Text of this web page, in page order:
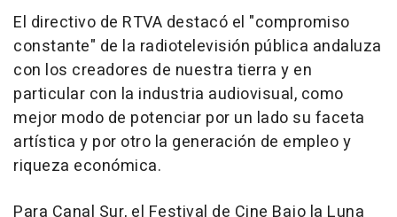
El directivo de RTVA destacó el "compromiso
constante" de la radiotelevisión pública andaluza
con los creadores de nuestra tierra y en
particular con la industria audiovisual, como
mejor modo de potenciar por un lado su faceta
artística y por otro la generación de empleo y
riqueza económica.
Para Canal Sur, el Festival de Cine Bajo la Luna